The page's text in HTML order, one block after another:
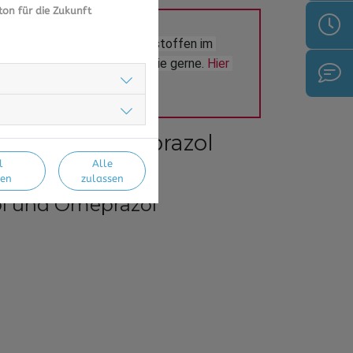
oder Medikamenten/Wirkstoffen im
aus Ihrer Region beraten Sie gerne. Hier
von Pantoprazol
und Omeprazol
für die Zukunft
Alle
zulassen